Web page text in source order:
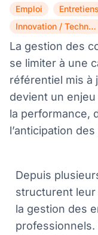
Emploi
Innovation / Technologie
La gestion des
se limiter à une
référentiel mis à
devient un
la performance,
l’anticipation
Depuis
structurent leur
la gestion des
professionnels.